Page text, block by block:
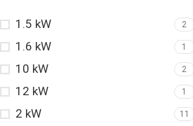
1.5 kW 2
1.6 kW 1
10 kW 2
12 kW 1
2 kW 11